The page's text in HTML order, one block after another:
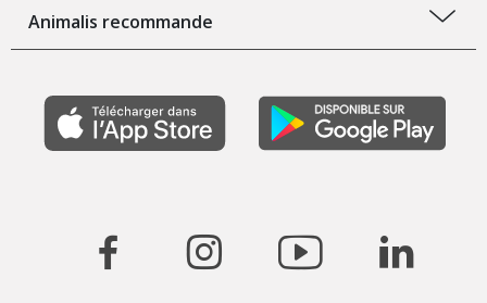
Animalis recommande